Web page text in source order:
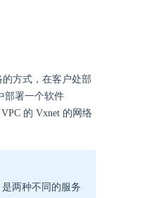
方式，在客户处部
部署一个软件
的 Vxnet 的网络
两种不同的服务